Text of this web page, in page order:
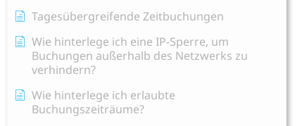
Tagesübergreifende Zeitbuchungen
Wie hinterlege ich eine IP-Sperre, um
Buchungen außerhalb des Netzwerks zu
verhindern?
Wie hinterlege ich erlaubte
Buchungszeiträume?